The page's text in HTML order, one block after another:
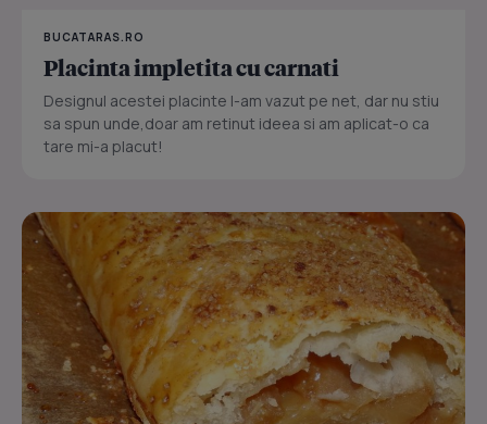
BUCATARAS.RO
Placinta impletita cu carnati
Designul acestei placinte l-am vazut pe net, dar nu stiu
sa spun unde,doar am retinut ideea si am aplicat-o ca
tare mi-a placut!